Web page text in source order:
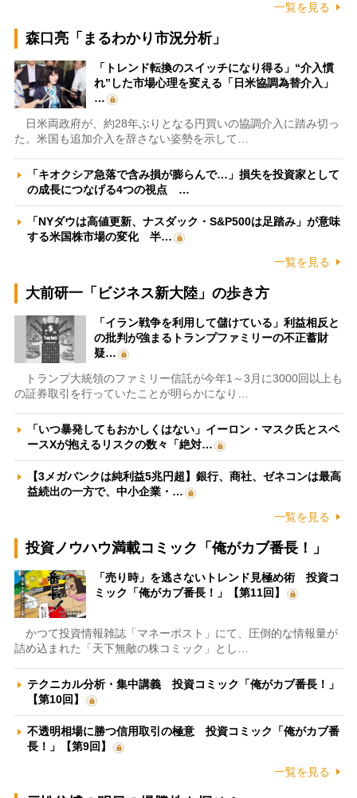
一覧を見る
森口亮「まるわかり市況分析」
「トレンド転換のスイッチになり得る」“介入慣
れ”した市場心理を変える「日米協調為替介入」
…
日米両政府が、約28年ぶりとなる円買いの協調介入に踏み切っ
た。米国も追加介入を辞さない姿勢を示して…
「キオクシア急落で含み損が膨らんで…」損失を投資家として
の成長につなげる4つの視点 …
「NYダウは高値更新、ナスダック・S&P500は足踏み」が意味
する米国株市場の変化 半…
一覧を見る
大前研一「ビジネス新大陸」の歩き方
「イラン戦争を利用して儲けている」利益相反と
の批判が強まるトランプファミリーの不正蓄財
疑…
トランプ大統領のファミリー信託が今年1～3月に3000回以上も
の証券取引を行っていたことが明らかになり…
「いつ暴発してもおかしくはない」イーロン・マスク氏とスペ
ースXが抱えるリスクの数々「絶対…
【3メガバンクは純利益5兆円超】銀行、商社、ゼネコンは最高
益続出の一方で、中小企業・…
一覧を見る
投資ノウハウ満載コミック「俺がカブ番長！」
「売り時」を逃さないトレンド見極め術 投資コ
ミック「俺がカブ番長！」【第11回】
かつて投資情報雑誌「マネーポスト」にて、圧倒的な情報量が
詰め込まれた「天下無敵の株コミック」とし…
テクニカル分析・集中講義 投資コミック「俺がカブ番長！」
【第10回】
不透明相場に勝つ信用取引の極意 投資コミック「俺がカブ番
長！」【第9回】
一覧を見る